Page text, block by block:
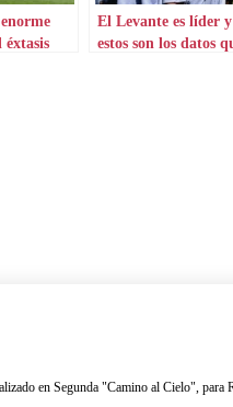
El Levante es líder y
estos son los datos
en Segunda "Camino al Cielo", para